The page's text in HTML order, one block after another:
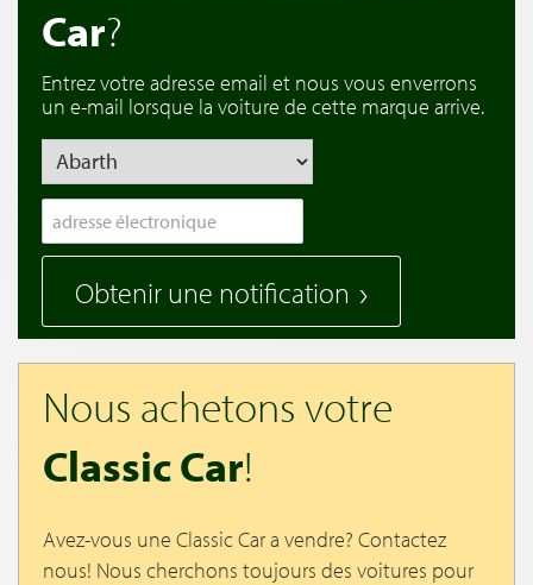
Car?
Entrez votre adresse email et nous vous enverrons
un e-mail lorsque la voiture de cette marque arrive.
Obtenir une notification
Nous achetons votre
Classic Car!
Avez-vous une Classic Car a vendre? Contactez
nous! Nous cherchons toujours des voitures pour